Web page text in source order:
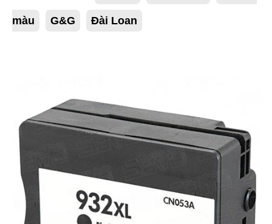
màu G&G Đài Loan